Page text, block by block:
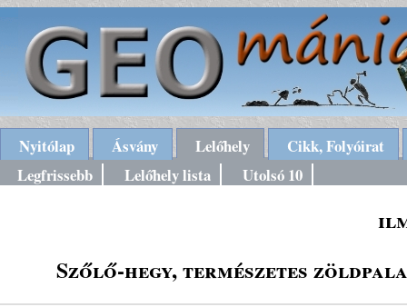
Nyitólap Ásvány Lelőhely
Cikk, Folyóirat
Legfrissebb
Lelőhely lista Utolsó 10
Szőlő-hegy, természetes